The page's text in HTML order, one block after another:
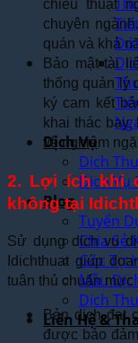
Dịch Vụ
Dịch
Dịch Vụ
Blog
Tuyển
Chia Sẻ
Góc Tự
Mẫu
Dịch
Liên Hệ &
chiếu thuật
chuyên
quán và khả
Bảo mật tài
thống quản lý
ký cam kết
khai thác
vệ nghiêm
2. Lợi ích khi
không tại
Sử dụng dịch vụ
Idichthuat giúp
tuân thủ chuẩn mực
Bản dịch đạt
được bảo